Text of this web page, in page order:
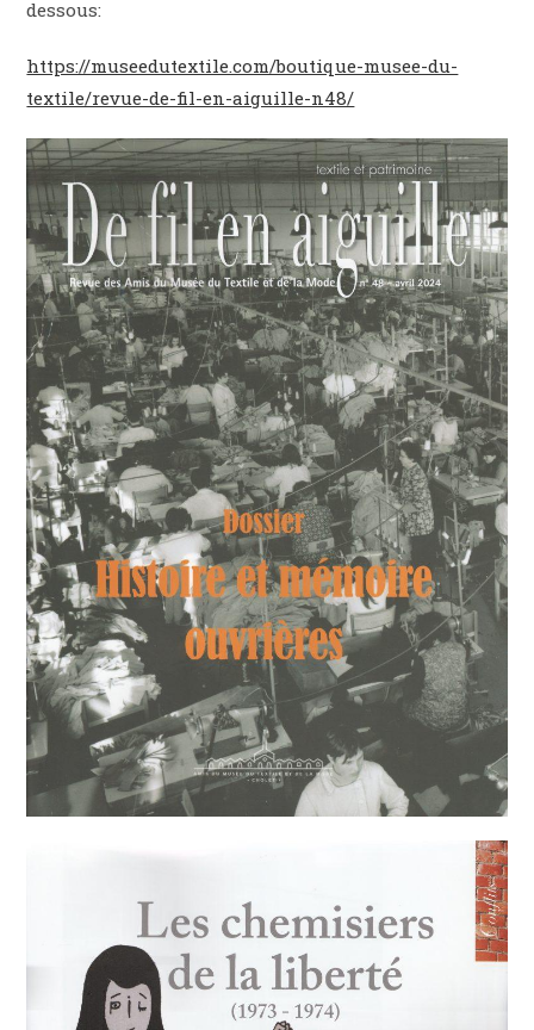
dessous:
https://museedutextile.com/boutique-musee-du-
textile/revue-de-fil-en-aiguille-n48/